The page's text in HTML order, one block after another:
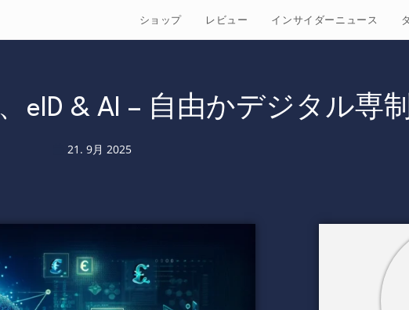
ショップ レビュー インサイダーニュース
eID & AI – 自由かデジタル専
21. 9月 2025